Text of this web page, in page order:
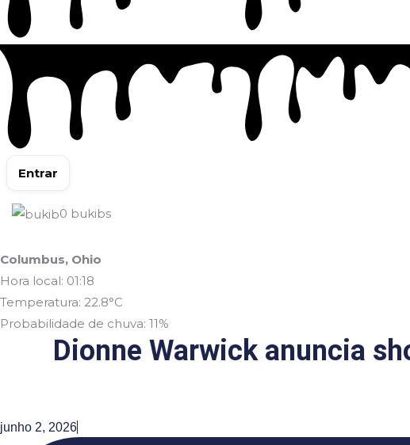
Entrar
0 bukibs
Columbus, Ohio
Hora local: 01:18
Temperatura: 22.8°C
Probabilidade de chuva: 11%
Dionne Warwick anuncia
junho 2, 2026